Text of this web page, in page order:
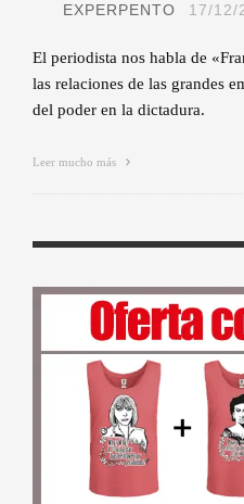
EXPERPENTO 17/12/
El periodista nos habla de
las relaciones de las grandes
del poder en la dictadura.
Leer mucho más